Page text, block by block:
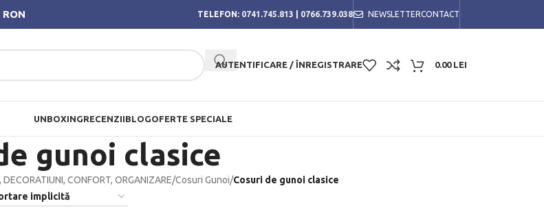
TELEFON: 0741.745.813 0766.739.038 NEWSLETTERCONTACT
AUTENTIFICARE / ÎNREGISTRARE 0.00 LEI
UNBOXINGRECENZIIBLOGOFERTE SPECIALE
gunoi clasice
CONFORT, ORGANIZARE/Cosuri Gunoi/Cosuri de gunoi clasice